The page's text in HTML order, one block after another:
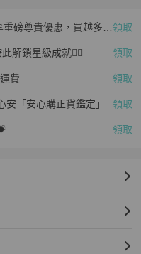
磅尊貴優惠，買越多、 領取
解鎖星級成就👆🏻 領取
費 領取
「安心購正貨鑑定」 領取
領取